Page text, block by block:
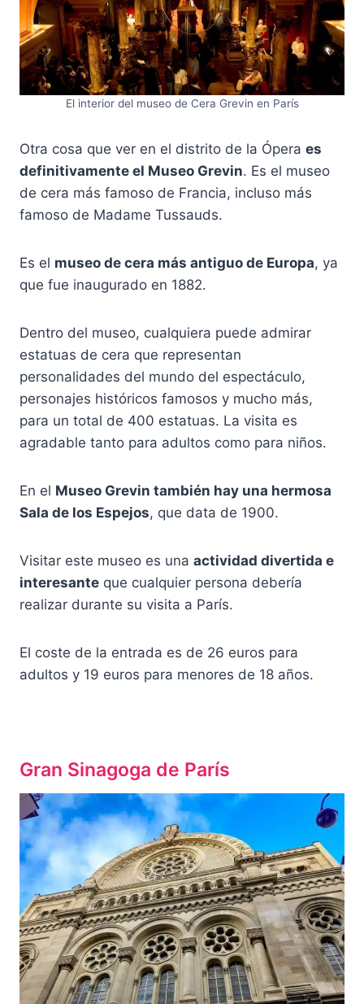
El interior del museo de Cera Grevin en París
Otra cosa que ver en el distrito de la Ópera es
definitivamente el Museo Grevin. Es el museo
de cera más famoso de Francia, incluso más
famoso de Madame Tussauds.
Es el museo de cera más antiguo de Europa, ya
que fue inaugurado en 1882.
Dentro del museo, cualquiera puede admirar
estatuas de cera que representan
personalidades del mundo del espectáculo,
personajes históricos famosos y mucho más,
para un total de 400 estatuas. La visita es
agradable tanto para adultos como para niños.
En el Museo Grevin también hay una hermosa
Sala de los Espejos, que data de 1900.
Visitar este museo es una actividad divertida e
interesante que cualquier persona debería
realizar durante su visita a París.
El coste de la entrada es de 26 euros para
adultos y 19 euros para menores de 18 años.
Gran Sinagoga de París